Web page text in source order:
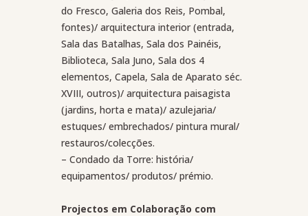
do Fresco, Galeria dos Reis, Pombal,
fontes)/ arquitectura interior (entrada,
Sala das Batalhas, Sala dos Painéis,
Biblioteca, Sala Juno, Sala dos 4
elementos, Capela, Sala de Aparato séc.
XVIII, outros)/ arquitectura paisagista
(jardins, horta e mata)/ azulejaria/
estuques/ embrechados/ pintura mural/
restauros/colecções.
– Condado da Torre: história/
equipamentos/ produtos/ prémio.
Projectos em Colaboração com